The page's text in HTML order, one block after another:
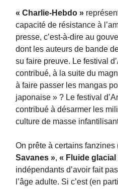
« Charlie-Hebdo »
capacité de résistance à
presse, c’est-à-dire au
dont les auteurs de bande
su faire preuve. Le festival
contribué, à la suite du
à faire passer les mangas
japonaise » ? Le festival
contribué à désarmer les
culture de masse
On prête à certains fanzines
Savanes », « Fluide glacial
indépendants d’avoir fait
l’âge adulte. Si c’est (en